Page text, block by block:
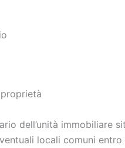
dell’unità immobiliare
eventuali locali comuni